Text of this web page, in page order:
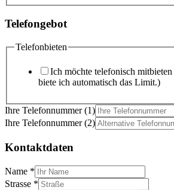
Telefongebot
Telefonbieten
Ich möchte telefonisch
biete ich automatisch das Limit.)
Ihre Telefonnummer (1)
Ihre Telefonnummer (2)
Kontaktdaten
Name *
Strasse *